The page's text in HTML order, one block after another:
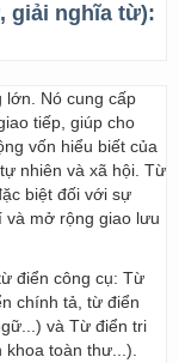
giải nghĩa từ):
lớn. Nó cung cấp
tiếp, giúp cho
vốn hiểu biết của
nhiên và xã hội. Từ
biệt đối với sự
và mở rộng giao lưu
điển công cụ: Từ
chính tả, từ điển
và Từ điển tri
toàn thư...).